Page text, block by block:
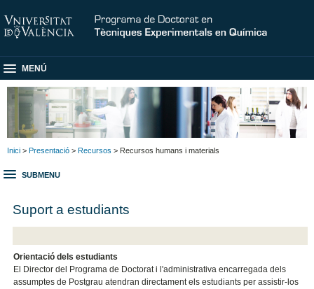
MENÚ
Inici > Presentació > Recursos > Recursos humans i materials
SUBMENU
Suport a estudiants
Orientació dels estudiants
El Director del Programa de Doctorat i l'administrativa encarregada dels
assumptes de Postgrau atendran directament els estudiants per assistir-los